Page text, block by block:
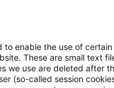
IC waren.
dass die zur
alle der
neben den
enable the use of
These are small text
we use are deleted after
(so-called session